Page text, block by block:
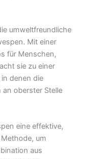
umweltfreundliche
Mit einer
für Menschen,
sie zu einer
denen die
oberster Stelle
eine effektive,
um
aus